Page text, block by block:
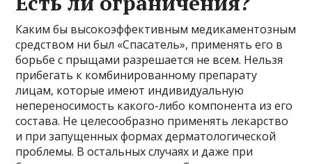
Каким бы высокоэффективным медикаментозным
средством ни был «Спасатель», применять его в
борьбе с прыщами разрешается не всем. Нельзя
прибегать к комбинированному препарату
лицам, которые имеют индивидуальную
непереносимость какого-либо компонента из его
состава. Не целесообразно применять лекарство
и при запущенных формах дерматологической
проблемы. В остальных случаях и даже при